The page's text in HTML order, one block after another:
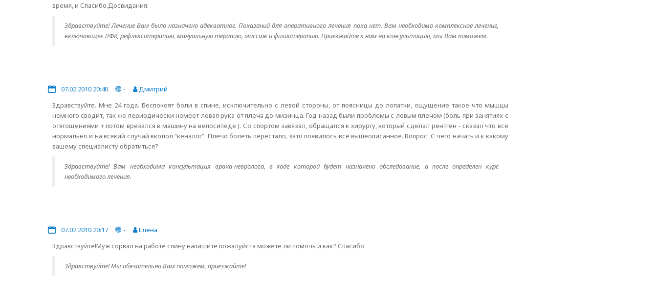
время, и Спасибо.Досвидания.
Здравствуйте! Лечение Вам было назначено адекватное. Показаний для оперативного лечения пока нет. Вам необходимо комплексное лечение,
включающее ЛФК, рефлексотерапию, мануальную терапию, массаж и физиотерапию. Приезжайте к нам на консультацию, мы Вам поможем.
07.02.2010 20:40 -
Дмитрий
Здравствуйте. Мне 24 года. Беспокоят боли в спине, исключительно с левой стороны, от поясницы до лопатки, ощущение такое что мышцы
немного сводит, так же периодически немеет левая рука от плеча до мизинца. Год назад были проблемы с левым плечом (боль при занятиях с
отягощениями + потом врезался в машину на велосипеде ). Со спортом завязал, обращался к хирургу, который сделал рентген - сказал что всё
нормально и на всякий случай вколол "кеналог". Плечо болеть перестало, зато появилось всё вышеописанное. Вопрос: С чего начать и к какому
вашему специалисту обратиться?
Здравствуйте! Вам необходима консультация врача-невролога, в ходе которой будет назначено обследование, а после определен курс
необходимого лечения.
07.02.2010 20:17 -
Елена
Здравствуйте!Муж сорвал на работе спину,напишите пожалуйста можете ли помочь и как? Спасибо
Здравствуйте! Мы обязательно Вам поможем, приезжайте!